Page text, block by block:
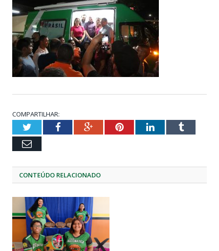
COMPARTILHAR:
TwitterFacebookGoogle+PinterestLinkedInTumblr
Email
CONTEÚDO RELACIONADO